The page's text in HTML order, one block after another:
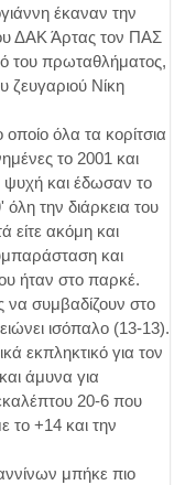
έκαναν την
ΔΑΚ Άρτας τον ΠΑΣ
του πρωταθλήματος,
ζευγαριού Νίκη
όλα τα κορίτσια
το 2001 και
ψυχή και έδωσαν το
την διάρκεια του
είτε ακόμη και
και
ήταν στο παρκέ.
να συμβαδίζουν στο
ισόπαλο (13-13).
εκπληκτικό για τον
άμυνα για
20-6 που
το +14 και την
μπήκε πιο